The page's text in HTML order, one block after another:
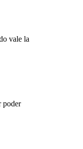
vale la
poder